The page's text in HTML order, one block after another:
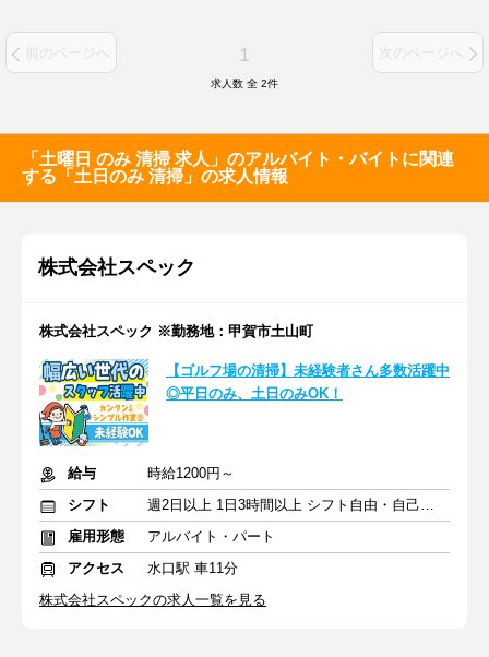
前のページへ 1 次のページへ
求人数 全 2件
「土曜日 のみ 清掃 求人」のアルバイト・バイトに関連
する「土日のみ 清掃」の求人情報
株式会社スペック
株式会社スペック ※勤務地：甲賀市土山町
【ゴルフ場の清掃】未経験者さん多数活躍中
◎平日のみ、土日のみOK！
給与
時給1200円～
シフト
週2日以上 1日3時間以上 シフト自由・自己申告
雇用形態
アルバイト・パート
アクセス
水口駅 車11分
株式会社スペックの求人一覧を見る